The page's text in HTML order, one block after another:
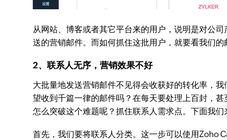
从网站、博客或者其它平台来的用户，说明是对公
送的营销邮件。而如何抓住这批用户，就要看我们的
2、联系人无序，营销效果不好
大批量地发送营销邮件不见得会收获好的转化率，
望收到千篇一律的邮件吗？在每天要处理上百封，
怎么突破这个难题呢？抓住联系人需求点。下面我们
首先，我们要将联系人分类。这一步可以使用Zoho